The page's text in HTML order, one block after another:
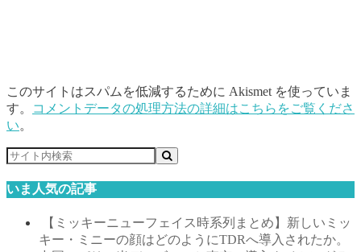
このサイトはスパムを低減するために Akismet を使っていま
す。
コメントデータの処理方法の詳細はこちらをご覧くださ
い。
いま人気の記事
【ミッキーニューフェイス時系列まとめ】新しいミッ
キー・ミニーの顔はどのようにTDRへ導入されたか。